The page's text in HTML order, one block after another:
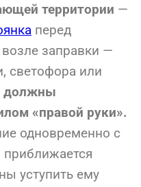
территории —
перед
заправки —
светофора или
должны
«правой руки».
одновременно с
уступить ему